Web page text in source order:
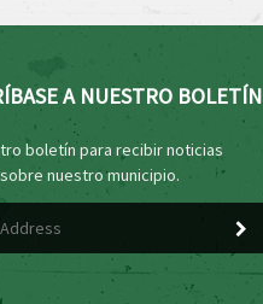
A NUESTRO BOLETÍN
boletín para recibir noticias
nuestro municipio.